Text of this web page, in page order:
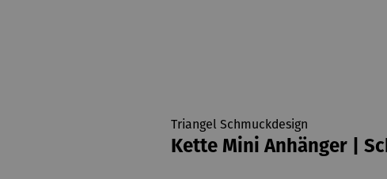
Triangel Schmuckdesign
Kette Mini Anhänger |